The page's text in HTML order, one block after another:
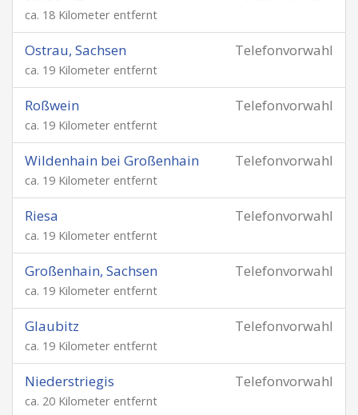
ca. 18 Kilometer entfernt
Telefonvorwahl
Ostrau, Sachsen
ca. 19 Kilometer entfernt
Telefonvorwahl
Roßwein
ca. 19 Kilometer entfernt
Telefonvorwahl
Wildenhain bei Großenhain
ca. 19 Kilometer entfernt
Telefonvorwahl
Riesa
ca. 19 Kilometer entfernt
Telefonvorwahl
Großenhain, Sachsen
ca. 19 Kilometer entfernt
Telefonvorwahl
Glaubitz
ca. 19 Kilometer entfernt
Telefonvorwahl
Niederstriegis
ca. 20 Kilometer entfernt